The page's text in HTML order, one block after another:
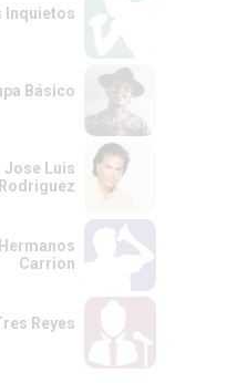
Inquietos
Básico
Jose Luis
Rodriguez
Carrion
Reyes